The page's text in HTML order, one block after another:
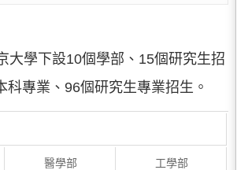
大學下設10個學部、15個研究生招
科專業、96個研究生專業招生。
醫學部 工學部